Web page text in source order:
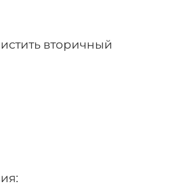
вторичный